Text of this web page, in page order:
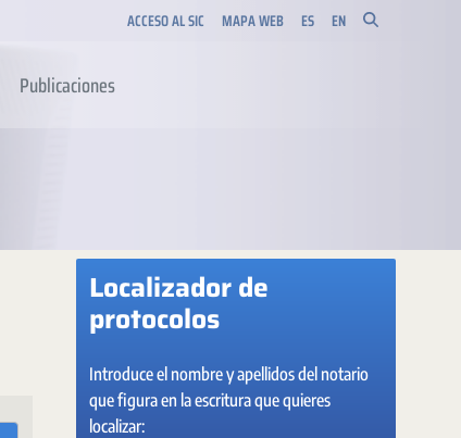
ACCESO AL SIC MAPA WEB ES EN
Publicaciones
Localizador de
protocolos
Introduce el nombre y apellidos del notario
que figura en la escritura que quieres
localizar: